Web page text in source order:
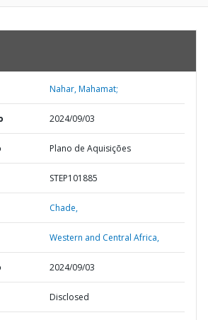
Nahar, Mahamat;
2024/09/03
Plano de Aquisições
STEP101885
Chade,
Western and Central Africa,
2024/09/03
Disclosed